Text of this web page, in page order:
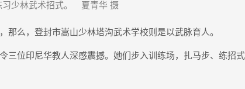
习少林武术招式。 夏青华 摄
么，登封市嵩山少林塔沟武术学校则是以武脉育人。
位印尼华教人深感震撼。她们步入训练场，扎马步、练招